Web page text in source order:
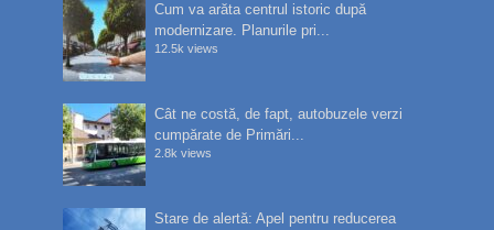
Cum va arăta centrul istoric după
modernizare. Planurile pri...
12.5k views
Cât ne costă, de fapt, autobuzele verzi
cumpărate de Primări...
2.8k views
Stare de alertă: Apel pentru reducerea